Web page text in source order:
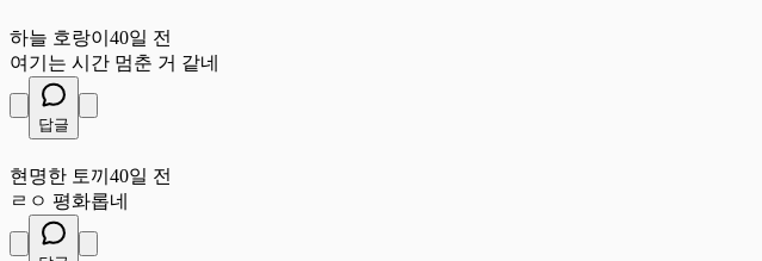
하늘 호랑이 40일 전
여기는 시간 멈춘 거 같네
답글
현명한 토끼 40일 전
ㄹㅇ 평화롭네